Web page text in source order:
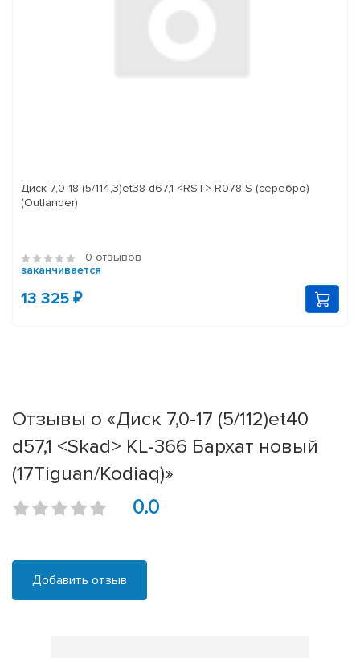
Диск 7,0-18 (5/114,3)et38 d67,1 <RST> R078 S (серебро)
(Outlander)
0 отзывов
заканчивается
13 325 ₽
Отзывы о «Диск 7,0-17 (5/112)et40
d57,1 <Skad> KL-366 Бархат новый
(17Tiguan/Kodiaq)»
0.0
Добавить отзыв